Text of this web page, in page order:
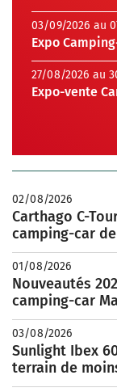
03/09/2026 au
Expo
27/08/2026 au
Expo-vente
02/08/2026
Carthago C-
camping-car
01/08/2026
Nouveautés
camping-car
03/08/2026
Sunlight Ibex
terrain de